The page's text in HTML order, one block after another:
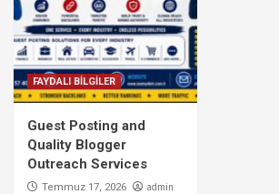
FAYDALI BİLGİLER
Guest Posting and
Quality Blogger
Outreach Services
Temmuz 17, 2026 admin